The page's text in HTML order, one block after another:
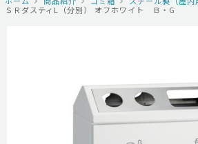
ＳＲダスティL（分別） オフホワイト Ｂ・G